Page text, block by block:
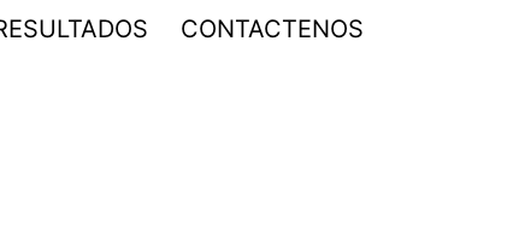
CONTACTENOS